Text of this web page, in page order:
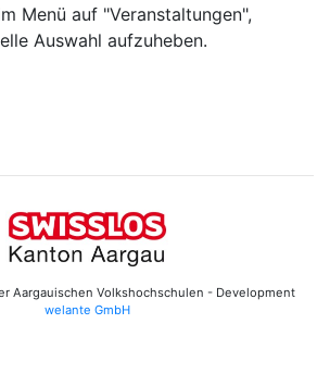
Menü auf "Veranstaltungen",
Auswahl aufzuheben.
Aargauischen Volkshochschulen - Development
welante GmbH